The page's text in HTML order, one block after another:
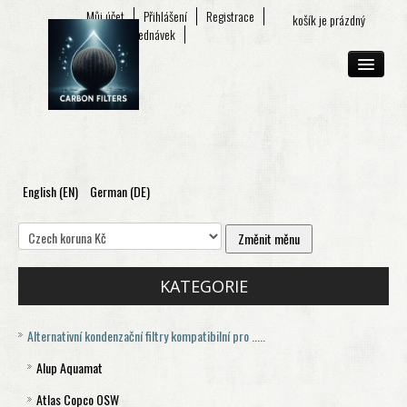
košík je prázdný
Můj účet Přihlášení
Registrace
Seznam objednávek
O FIRMĚ
E-SHOP
English (EN) German (DE)
KATEGORIE
Alternativní kondenzační filtry kompatibilní pro .....
Alup Aquamat
Aquamat 120
Atlas Copco OSW